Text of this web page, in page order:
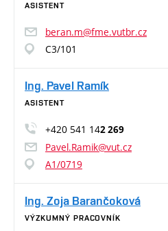
ASISTENT
beran.m@fme.vutbr.cz
C3/101
Ing. Pavel Ramík
ASISTENT
+420 541 142 269
Pavel.Ramik@vut.cz
A1/0719
Ing. Zoja Barančoková
VÝZKUMNÝ PRACOVNÍK